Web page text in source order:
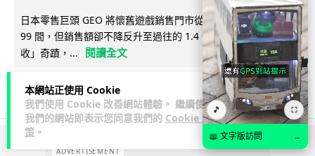
本網站正使用 Cookie
我們使用 Cookie 改善網站體驗。 繼續使用
我們的網站即表示您同意我們的 Cookie 政
策 。
日本零售巨頭 GEO 將懷舊遊戲銷售門市從 1,000 間大幅減至
99 間，但銷售額卻不降反升至過往的 1.4 倍。做到「減店增
收」奇蹟，...
閱讀全文
262 20 分享
ADVERTISEMENT
🎵 ⛶
📖 文字版訪問 →